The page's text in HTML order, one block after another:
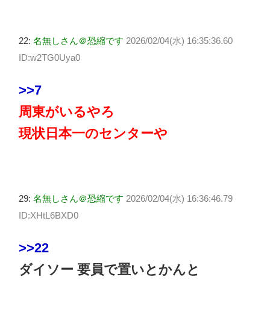
22: 名無しさん＠恐縮です 2026/02/04(水) 16:35:36.60
ID:w2TG0Uya0
>>7
周東がいるやろ
現状日本一のセンターや
29: 名無しさん＠恐縮です 2026/02/04(水) 16:36:46.79
ID:XHtL6BXD0
>>22
ダイソー 要員で置いとかんと